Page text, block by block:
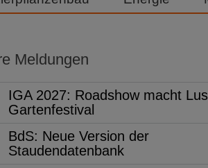
Meldungen
IGA 2027: Roadshow macht
Gartenfestival
BdS: Neue Version der
Staudendatenbank